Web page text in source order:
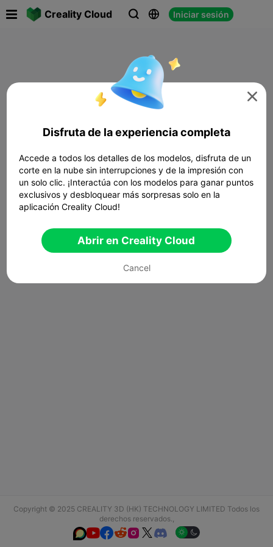
Creality Cloud   Iniciar sesión
Copyright © 2025 CREALITY 3D (HK) TECHNOLOGY LIMITED Todos los
derechos reservados.,
  

Disfruta de la experiencia completa
Accede a todos los detalles de los modelos, disfruta de un
corte en la nube sin interrupciones y de la impresión con
un solo clic. ¡Interactúa con los modelos para ganar puntos
exclusivos y desbloquear más sorpresas solo en la
aplicación Creality Cloud!
Abrir en Creality Cloud
Cancel